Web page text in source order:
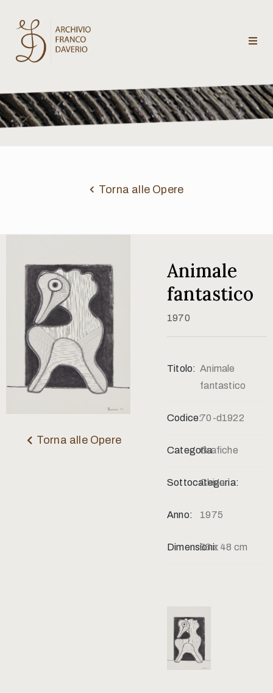
Archivio
Franco
Daverio
critici
Contatti
Torna alle Opere
Torna alle Opere
Animale
fantastico
1970
Titolo: Animale
fantastico
Codice:70-d1922
Categoria:Grafiche
Sottocategoria:
China
Anno: 1975
Dimensioni:33 x 48 cm